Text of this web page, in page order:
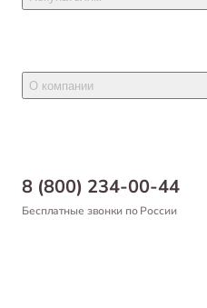
8 (800) 234-00-44
Бесплатные звонки по России
Товары для птиц
Новости
Самовывоз
Оформление заказа
О компании
Благотворительный фонд